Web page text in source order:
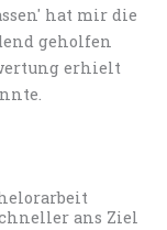
hat mir die
geholfen
erhielt
ans Ziel